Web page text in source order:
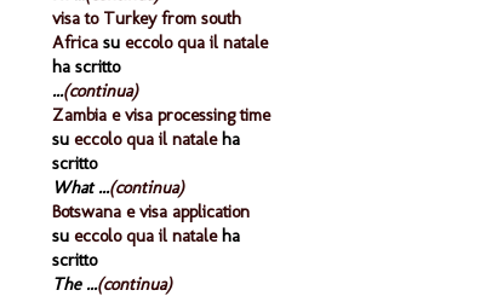
visa to Turkey from south
Africa su eccolo qua il natale
ha scritto
...(continua)
Zambia e visa processing time
su eccolo qua il nataleha
scritto
What ...(continua)
Botswana e visa application
su eccolo qua il nataleha
scritto
The ...(continua)